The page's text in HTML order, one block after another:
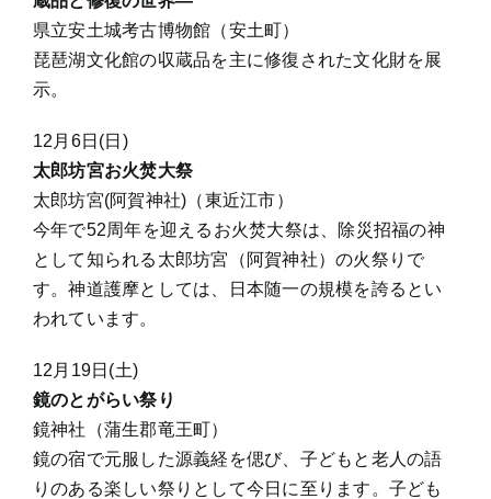
県立安土城考古博物館（安土町）
琵琶湖文化館の収蔵品を主に修復された文化財を展
示。
12月6日(日)
太郎坊宮お火焚大祭
太郎坊宮(阿賀神社)（東近江市）
今年で52周年を迎えるお火焚大祭は、除災招福の神
として知られる太郎坊宮（阿賀神社）の火祭りで
す。神道護摩としては、日本随一の規模を誇るとい
われています。
12月19日(土)
鏡のとがらい祭り
鏡神社（蒲生郡竜王町）
鏡の宿で元服した源義経を偲び、子どもと老人の語
りのある楽しい祭りとして今日に至ります。子ども